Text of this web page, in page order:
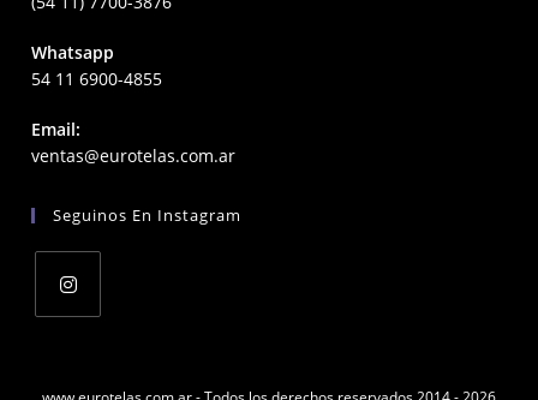
Whatsapp
54 11 6900-4855
Email:
ventas@eurotelas.com.arOpens
application
Seguinos En Instagram
a